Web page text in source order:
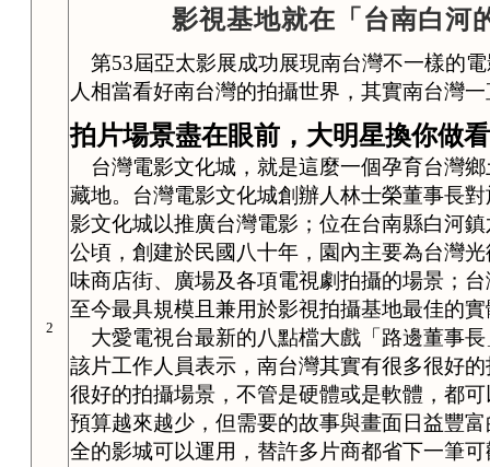
2
影視基地就在「台南白河
第53屆亞太影展成功展現南台灣不一樣的
人相當看好南台灣的拍攝世界，其實南台灣
拍片場景盡在眼前，大明星換你做
台灣電影文化城，就是這麼一個孕育台灣
藏地。台灣電影文化城創辦人林士榮董事長
影文化城以推廣台灣電影；位在台南縣白河
公頃 ，創建於民國八十年，園內主要為台灣
味商店街、廣場及各項電視劇拍攝的場景；
至今最具規模且兼用於影視拍攝基地最佳的
大愛電視台最新的八點檔大戲「路邊董事
該片工作人員表示，南台灣其實有很多很好
很好的拍攝場景，不管是硬體或是軟體，都
預算越來越少，但需要的故事與畫面日益豐
全的影城可以運用，替許多片商都省下一筆